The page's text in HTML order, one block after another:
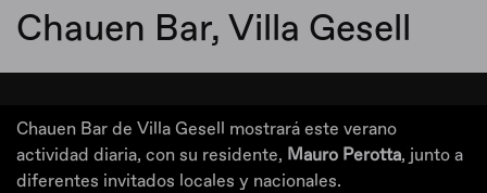
Chauen Bar, Villa Gesell
Chauen Bar de Villa Gesell mostrará este verano
actividad diaria, con su residente, Mauro Perotta, junto a
diferentes invitados locales y nacionales.